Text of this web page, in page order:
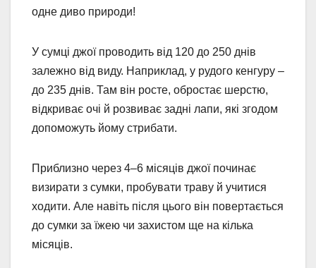
одне диво природи!
У сумці джої проводить від 120 до 250 днів
залежно від виду. Наприклад, у рудого кенгуру –
до 235 днів. Там він росте, обростає шерстю,
відкриває очі й розвиває задні лапи, які згодом
допоможуть йому стрибати.
Приблизно через 4–6 місяців джої починає
визирати з сумки, пробувати траву й учитися
ходити. Але навіть після цього він повертається
до сумки за їжею чи захистом ще на кілька
місяців.